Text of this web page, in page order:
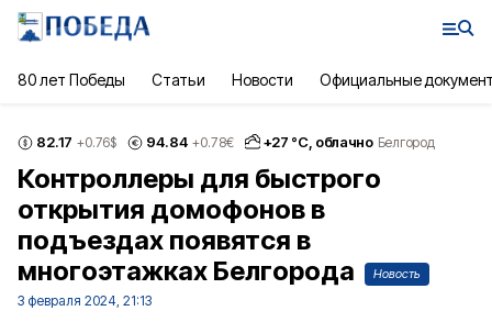
80 лет Победы Статьи Новости Официальные
82.17 +0.76$ 94.84 +0.78€ +27 °С, облачно Белгород
Контроллеры для быстрого
открытия домофонов в
подъездах появятся в
многоэтажках Белгорода
Новость
3 февраля 2024, 21:13